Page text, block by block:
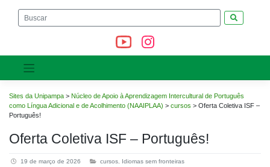
Sites da Unipampa > Núcleo de Apoio à Aprendizagem Intercultural de Português
como Língua Adicional e de Acolhimento (NAAIPLAA) > cursos > Oferta Coletiva ISF –
Português!
Oferta Coletiva ISF – Português!
19 de março de 2026 cursos Idiomas sem fronteiras